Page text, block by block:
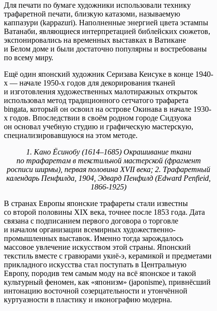
Для печати по бумаге художники использовали технику
трафаретной печати, близкую катазоми, называемую
каппазури (kappazuri). Наполненные энергией цвета эстампы
Ватанаби, являющиеся интерпретацией библейских сюжетов,
экспонировались на временных выставках в Ватикане
и Белом доме и были достаточно популярны и востребованы
по всему миру.
Ещё один японский художник Серизава Кеисуке в конце 1940-
х — начале 1950-х годов для декорирования тканей
и изготовления художественных малотиражных открыток
использовал метод традиционного сетчатого трафарета
bingata, который он освоил на острове Окинава в начале 1930-
х годов. Впоследствии в своём родном городе Сидзуока
он основал учебную студию и графическую мастерскую,
специализировавшуюся на этом методе.
1. Кано Ёсинобу (1614–1685) Окрашивание ткани
по трафаретам в текстильной мастерской (фрагмент
росписи ширмы), первая половина XVII века; 2. Трафаретный
календарь Пенфилда, 1904, Эдвард Пенфилд (Edward Penfieid,
1866-1925)
В странах Европы японские трафареты стали известны
со второй половины XIX века, точнее после 1853 года. Дата
связана с подписанием первого договора о торговле
и началом организации всемирных художественно-
промышленных выставок. Именно тогда зарождалось
массовое увлечение искусством этой страны. Японский
текстиль вместе с гравюрами укиё-э, керамикой и предметами
прикладного искусства стал поступать в Центральную
Европу, породив тем самым моду на всё японское и такой
культурный феномен, как «японизм» (japonisme), привнёсший
интонацию восточной созерцательности и утончённой
куртуазности в пластику и иконографию модерна.